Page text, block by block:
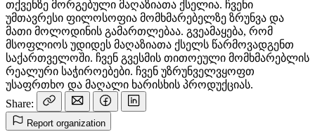
თქვენზე მორგებული მაღაზიათა ქსელია. ჩვენი
უმთავრესი ფილოსოფია მომხმარებელზე ზრუნვა და
მათი მოლოდინის გამართლებაა. გვეამაყება, რომ
მსოფლიოს უდიდეს მაღაზიათა ქსელს წარმოვადგენთ
საქართველოში. ჩვენ გვესმის თითოეული მომხმარებლის
რეალური საჭიროებები. ჩვენ უზრუნველვყოფთ
უსაფრთხო და მაღალი ხარისხის პროდუქციას.
Share:
Report organization